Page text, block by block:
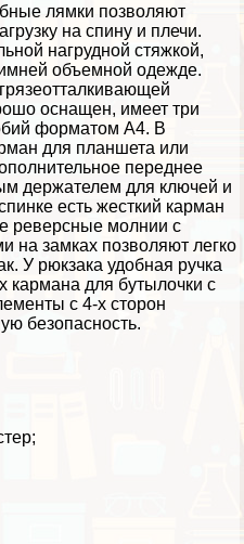
лямки позволяют
на спину и плечи.
нагрудной стяжкой,
объемной одежде.
оснащен, имеет три
форматом А4. В
для планшета или
переднее
держателем для ключей и
есть жесткий карман
реверсные молнии с
на замках позволяют легко
У рюкзака удобная ручка
кармана для бутылочки с
с 4-х сторон
безопасность.